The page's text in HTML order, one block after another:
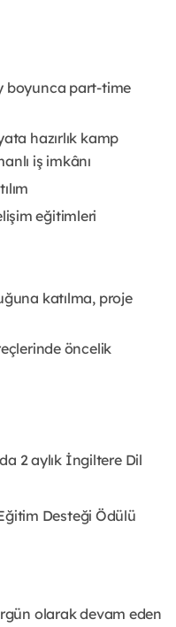
boyunca part-time
hazırlık kamp
iş imkânı
eğitimleri
katılma, proje
öncelik
2 aylık İngiltere Dil
Desteği Ödülü
olarak devam eden